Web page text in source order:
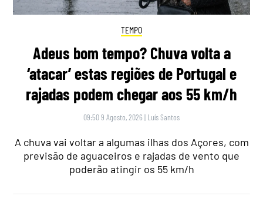
TEMPO
Adeus bom tempo? Chuva volta a
‘atacar’ estas regiões de Portugal e
rajadas podem chegar aos 55 km/h
09:50 9 Agosto, 2026 | Luís Santos
A chuva vai voltar a algumas ilhas dos Açores, com
previsão de aguaceiros e rajadas de vento que
poderão atingir os 55 km/h